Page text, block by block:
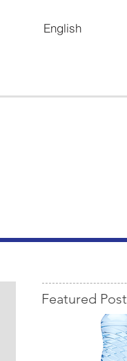
English
Featured